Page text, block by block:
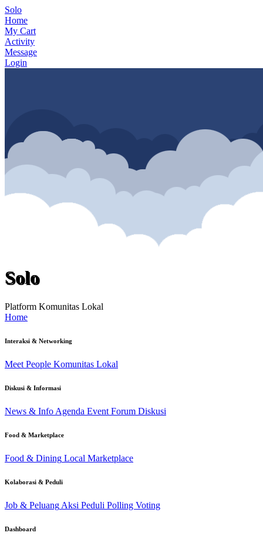
Solo
Home
My Cart
Activity
Message
Login
Solo
Platform Komunitas Lokal
Home
Interaksi & Networking
Meet People Komunitas Lokal
Diskusi & Informasi
News & Info Agenda Event Forum Diskusi
Food & Marketplace
Food & Dining Local Marketplace
Kolaborasi & Peduli
Job & Peluang Aksi Peduli Polling Voting
Dashboard